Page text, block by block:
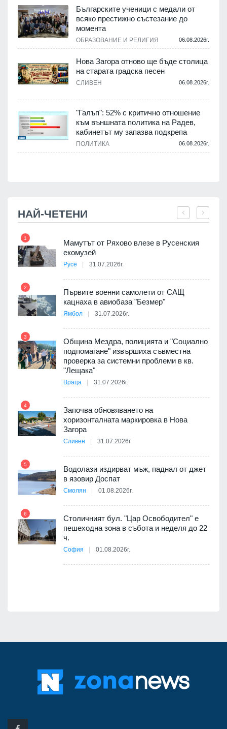
Българските ученици с медали от
всяко престижно състезание до
момента
ОБРАЗОВАНИЕ И РЕЛИГИЯ 06.08.2026г.
Нова Загора отново ще бъде столица
на старата градска песен
СЛИВЕН 06.08.2026г.
"Галъп": 52% с критично отношение
към външната политика на Радев,
кабинетът му запазва подкрепа
ПОЛИТИКА 06.08.2026г.
НАЙ-ЧЕТЕНИ
1
Мамутът от Ряхово влезе в Русенския
екомузей
Русе 31.07.2026г.
2
Първите военни самолети от САЩ
кацнаха в авиобаза "Безмер"
Ямбол 31.07.2026г.
3
Община Мездра, полицията и "Социално
подпомагане" извършиха съвместна
проверка за системни проблеми в кв.
"Лещака"
Враца 31.07.2026г.
4
Започва обновяването на
хоризонталната маркировка в Нова
Загора
Сливен 31.07.2026г.
5
Водолази издирват мъж, паднал от джет
в язовир Доспат
Смолян 01.08.2026г.
6
Столичният бул. "Цар Освободител" е
пешеходна зона в събота и неделя до 22
ч.
София 01.08.2026г.